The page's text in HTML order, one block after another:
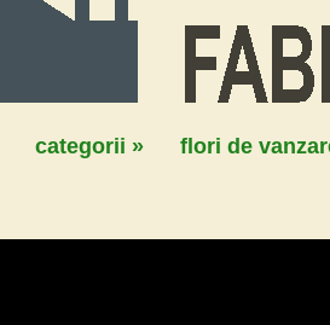
categorii » flori de